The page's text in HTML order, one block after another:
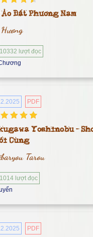
Ảo Đất Phương Nam
lượt đọc
PDF
Yoshinobu -
Cùng
Tarou
lượt đọc
PDF